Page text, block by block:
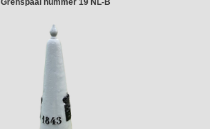
Grenspaal nummer 19 NL-B